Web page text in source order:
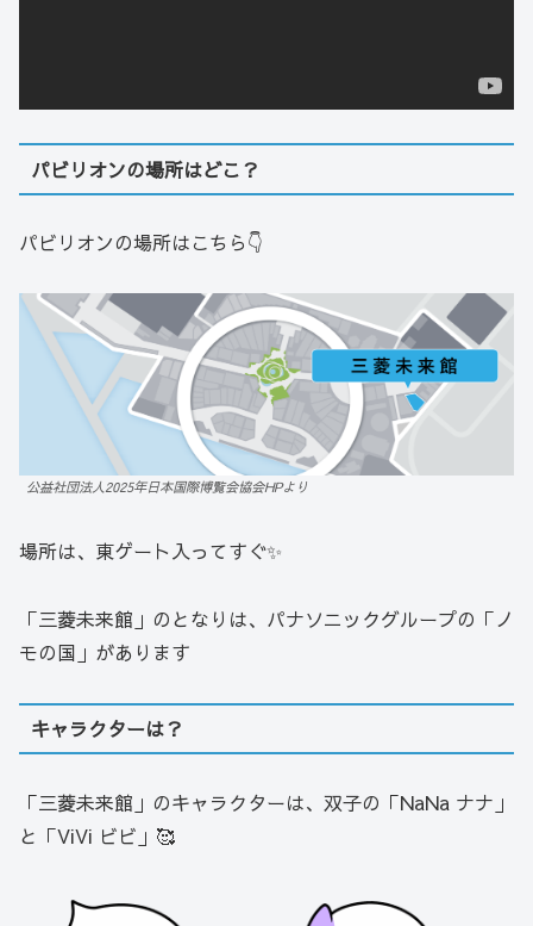
パビリオンの場所はどこ？
パビリオンの場所はこちら👇
公益社団法人2025年日本国際博覧会協会HPより
場所は、東ゲート入ってすぐ✨
「三菱未来館」のとなりは、パナソニックグループの「ノ
モの国」があります
キャラクターは？
「三菱未来館」のキャラクターは、双子の「NaNa ナナ」
と「ViVi ビビ」🥰